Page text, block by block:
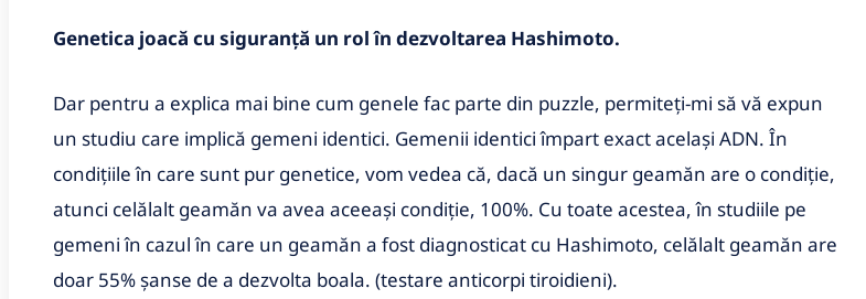
Genetica joacă cu siguranță un rol în dezvoltarea Hashimoto.
Dar pentru a explica mai bine cum genele fac parte din puzzle, permiteți-mi să vă expun
un studiu care implică gemeni identici. Gemenii identici împart exact același ADN. În
condițiile în care sunt pur genetice, vom vedea că, dacă un singur geamăn are o condiție,
atunci celălalt geamăn va avea aceeași condiție, 100%. Cu toate acestea, în studiile pe
gemeni în cazul în care un geamăn a fost diagnosticat cu Hashimoto, celălalt geamăn are
doar 55% șanse de a dezvolta boala. (testare anticorpi tiroidieni).